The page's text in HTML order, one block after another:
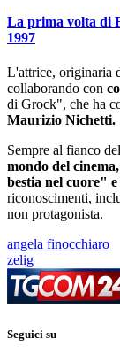
La prima volta di
1997
L'attrice, originaria
collaborando con
di Grock", che ha
Maurizio Nichetti.
Sempre al fianco
mondo del cinema,
bestia nel cuore"
riconoscimenti,
non protagonista.
angela finocchiaro
zelig
Seguici su